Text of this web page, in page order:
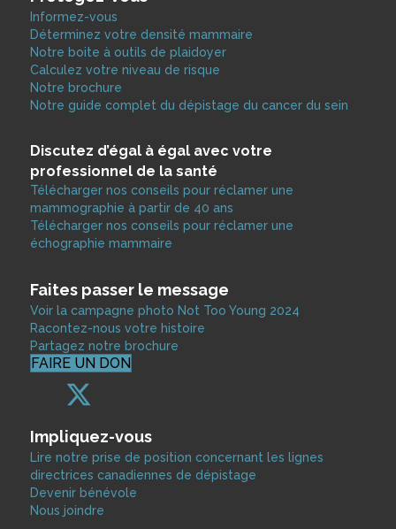
Informez-vous
Déterminez votre densité mammaire
Notre boite à outils de plaidoyer
Calculez votre niveau de risque
Notre brochure
Notre guide complet du dépistage du cancer du sein
Discutez d’égal à égal avec votre
professionnel de la santé
Télécharger nos conseils pour réclamer une
mammographie à partir de 40 ans
Télécharger nos conseils pour réclamer une
échographie mammaire
Faites passer le message
Voir la campagne photo Not Too Young 2024
Racontez-nous votre histoire
Partagez notre brochure
FAIRE UN DON
Impliquez-vous
Lire notre prise de position concernant les lignes
directrices canadiennes de dépistage
Devenir bénévole
Nous joindre